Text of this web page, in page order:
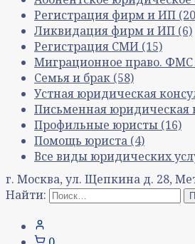
Регистрация фирм и ИП
Ликвидация фирм и ИП (6)
Регистрация СМИ (15)
Миграционное право. ФМС
Семья и брак (58)
Устная юридическая
Письменная юридическая
Профильные юристы (16)
Помощь юриста (4)
Все виды юридических
г. Москва, ул. Щепкина д. 28,
Найти: